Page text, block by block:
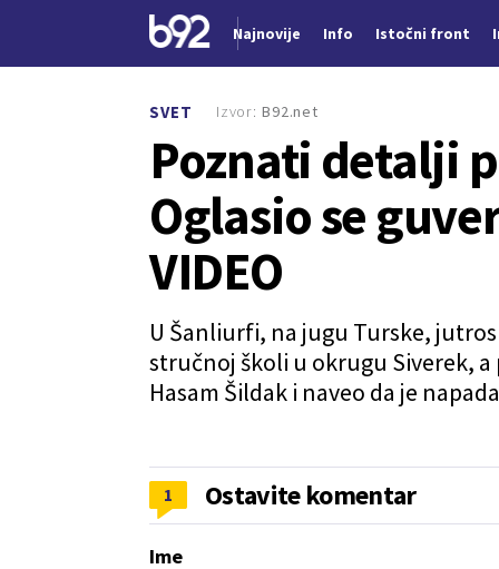
Najnovije Info Istočni front
SVET
Poznati detalji
Oglasio se
VIDEO
U Šanliurfi, na jugu Turske,
stručnoj školi u okrugu Siverek,
Hasam Šildak i naveo da je
Izvor: B92.net
1 Ostavite komentar
Ime